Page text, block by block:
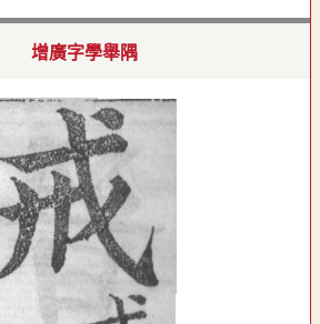
增廣字學舉隅